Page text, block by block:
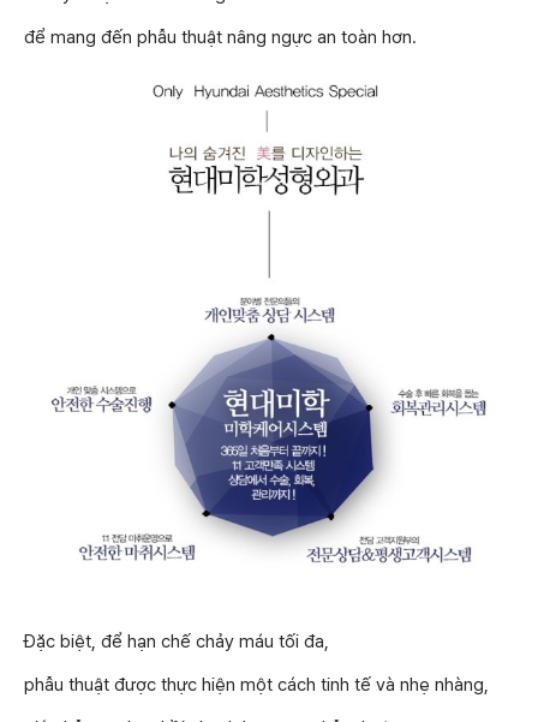
để mang đến phẫu thuật nâng ngực an toàn hơn.
Đặc biệt, để hạn chế chảy máu tối đa,
phẫu thuật được thực hiện một cách tinh tế và nhẹ nhàng,